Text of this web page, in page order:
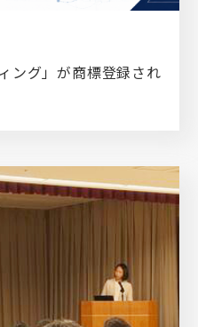
ング」が商標登録され